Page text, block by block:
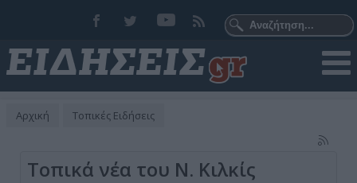
Αρχική Τοπικές Ειδήσεις
Τοπικά νέα του Ν. Κιλκίς